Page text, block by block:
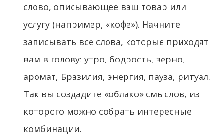
слово, описывающее ваш товар или
услугу (например, «кофе»). Начните
записывать все слова, которые приходят
вам в голову: утро, бодрость, зерно,
аромат, Бразилия, энергия, пауза, ритуал.
Так вы создадите «облако» смыслов, из
которого можно собрать интересные
комбинации.